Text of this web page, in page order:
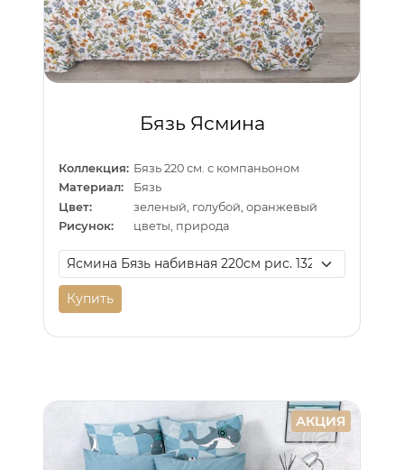
Бязь Ясмина
Коллекция: Бязь 220 см. с компаньоном
Материал:
Бязь
Цвет:
зеленый, голубой, оранжевый
Рисунок:
цветы, природа
Купить
АКЦИЯ